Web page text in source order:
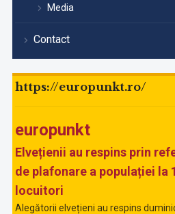
Media
Contact
https://europunkt.ro/
europunkt
Elvețienii au respins prin
de plafonare a populației la
locuitori
Alegătorii elvețieni au respins